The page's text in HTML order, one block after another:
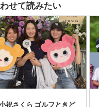
せて読みたい
小祝さくら ゴルフときど